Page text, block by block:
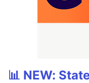
📊 NEW: